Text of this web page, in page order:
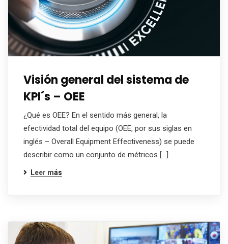
Visión general del sistema de
KPI´s – OEE
¿Qué es OEE? En el sentido más general, la
efectividad total del equipo (OEE, por sus siglas en
inglés – Overall Equipment Effectiveness) se puede
describir como un conjunto de métricos […]
Leer más